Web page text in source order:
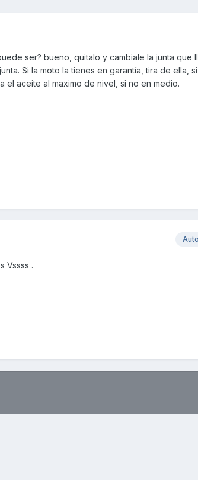
ser? bueno, quitalo y cambiale la junta que
Si la moto la tienes en garantía, tira de ella,
el aceite al maximo de nivel, si no en medio.
Vssss .